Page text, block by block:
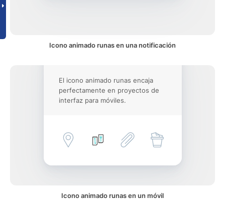
Icono animado runas en una notificación
El icono animado runas encaja
perfectamente en proyectos de
interfaz para móviles.
Icono animado runas en un móvil